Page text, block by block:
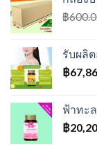
฿
รับผลิ
฿
ฟ้าทะ
฿